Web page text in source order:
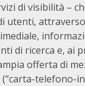
di visibilità –
utenti,
di ricerca e, ai
offerta di
telefono-